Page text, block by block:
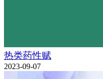
热类药性赋
2023-09-07